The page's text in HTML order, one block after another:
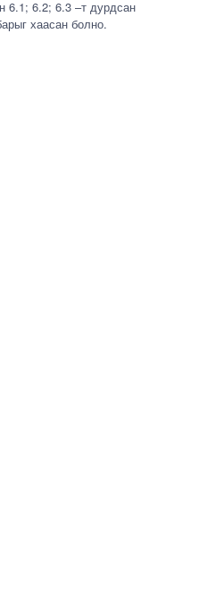
6.1; 6.2; 6.3 –т дурдсан
хаасан болно.